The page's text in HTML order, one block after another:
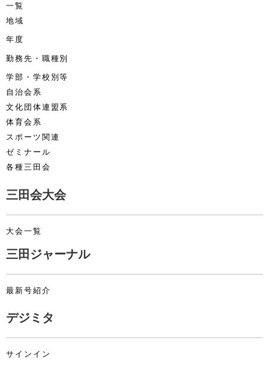
一覧
地域
年度
勤務先・職種別
学部・学校別等
自治会系
文化団体連盟系
体育会系
スポーツ関連
ゼミナール
各種三田会
三田会大会
大会一覧
三田ジャーナル
最新号紹介
デジミタ
サインイン